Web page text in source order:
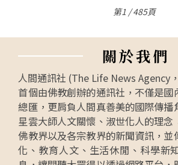
第1 / 485頁
關於我們
人間通訊社 (The Life News Agency
首個由佛教創辦的通訊社，不僅是國
總匯，更肩負人間真善美的國際傳播
星雲大師人文關懷、淑世化人的理念
佛教界以及各宗教界的新聞資訊，並
化、教育人文、生活休閒、科學新